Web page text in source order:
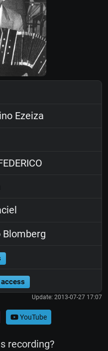
Ezeiza
Blomberg
Update: 2013-07-27 17:07
YouTube
recording?